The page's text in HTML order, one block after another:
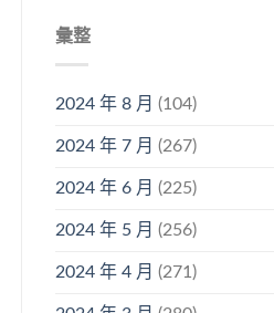
彙整
2024 年 8 月 (104)
2024 年 7 月 (267)
2024 年 6 月 (225)
2024 年 5 月 (256)
2024 年 4 月 (271)